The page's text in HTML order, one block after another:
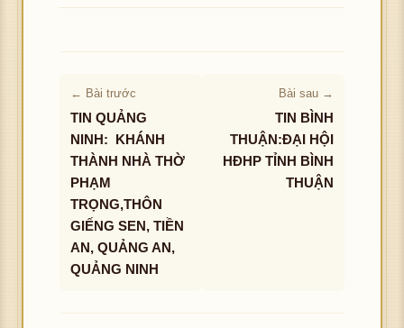
← Bài trước
TIN QUẢNG
NINH: KHÁNH
THÀNH NHÀ THỜ
PHẠM
TRỌNG,THÔN
GIẾNG SEN, TIỀN
AN, QUẢNG AN,
QUẢNG NINH
Bài sau →
TIN BÌNH
THUẬN:ĐẠI HỘI
HĐHP TỈNH BÌNH
THUẬN